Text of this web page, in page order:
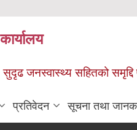
सुदृढ जनस्वास्थ्य सहितको
प्रतिवेदन सूचना तथा